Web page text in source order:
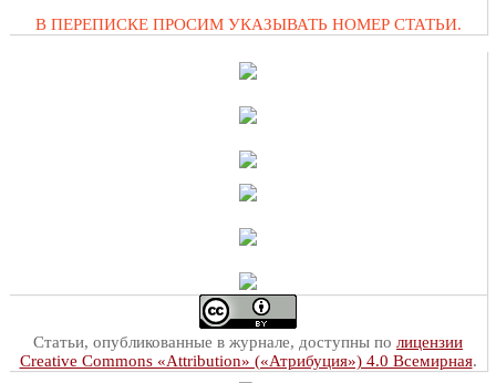
В ПЕРЕПИСКЕ ПРОСИМ УКАЗЫВАТЬ НОМЕР СТАТЬИ.
Статьи, опубликованные в журнале, доступны по лицензии
Creative Commons «Attribution» («Атрибуция») 4.0 Всемирная.